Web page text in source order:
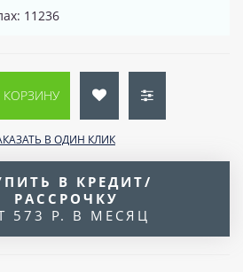
11236
КОРЗИНУ
В ОДИН КЛИК
В КРЕДИТ/
РАССРОЧКУ
573 Р. В МЕСЯЦ